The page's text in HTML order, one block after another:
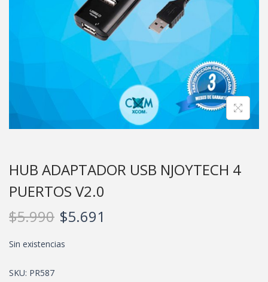
HUB ADAPTADOR USB NJOYTECH 4
PUERTOS V2.0
$5.990 $5.691
Sin existencias
SKU: PR587